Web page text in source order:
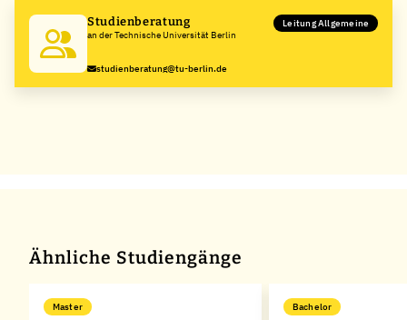
Studienberatung
an der Technische Universität Berlin
Leitung Allgemeine
studienberatung@tu-berlin.de
Ähnliche Studiengänge
Master Bachelor